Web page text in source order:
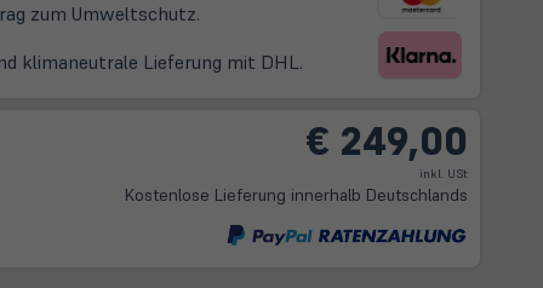
neuem
zum Umweltschutz.
klimaneutrale Lieferung mit DHL.
€ 249,00
inkl. USt
Kostenlose Lieferung innerhalb Deutschlands